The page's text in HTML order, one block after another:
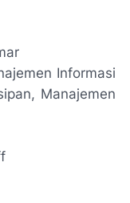
Informasi
Manajemen